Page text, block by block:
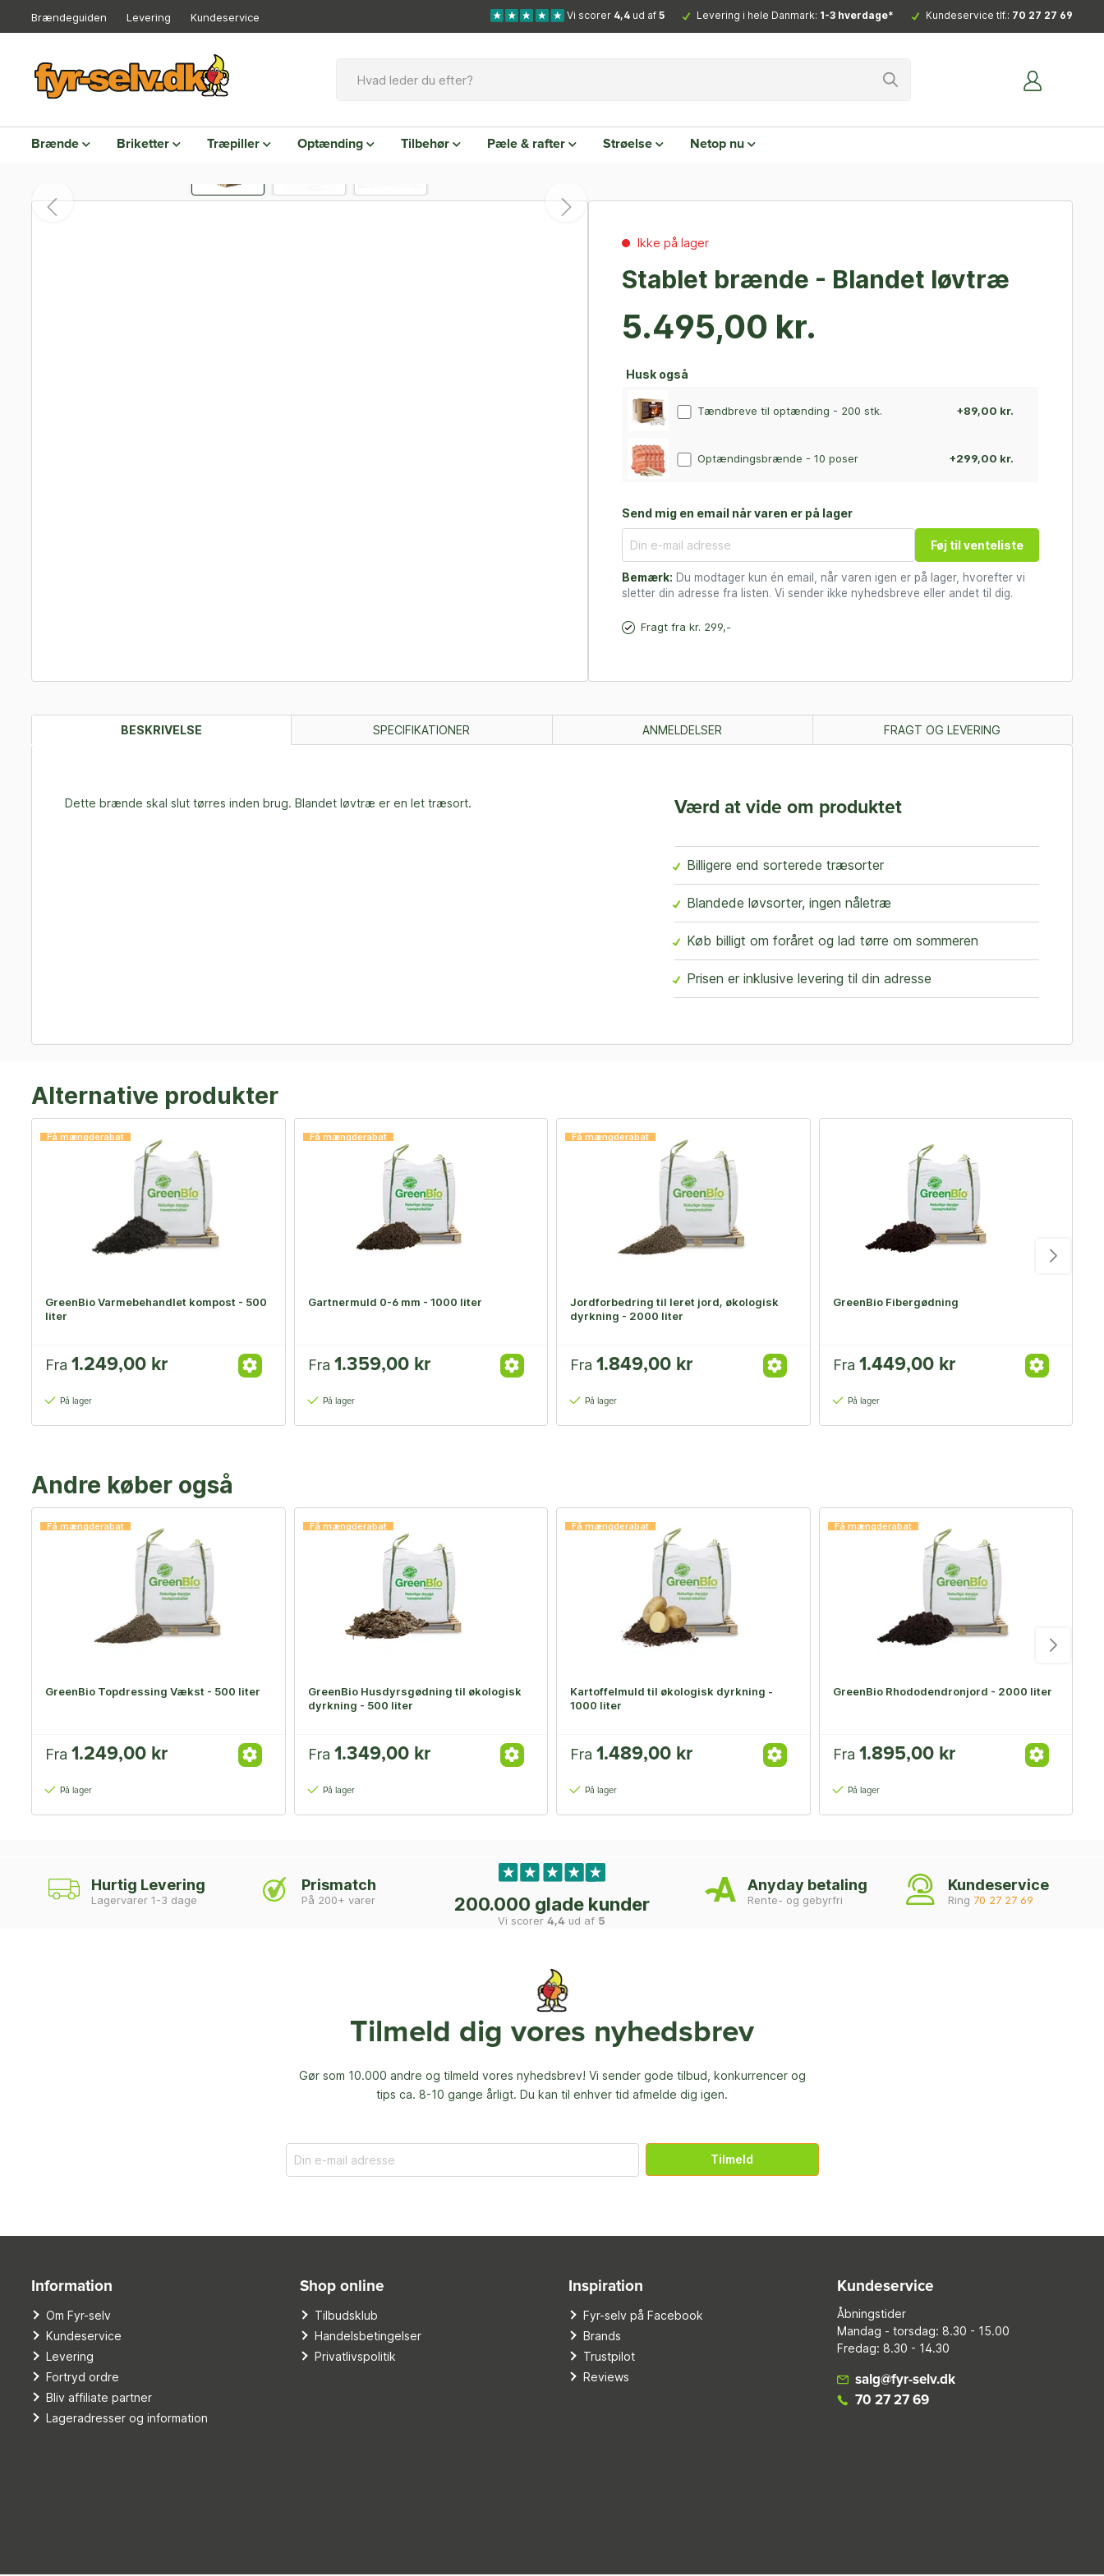
Brændeguiden Levering Kundeservice Vi scorer 4,4 ud af 5 Levering i hele Danmark: 1-3 hverdage* Kundeservice tlf.: 70 27 27 69
Brænde Briketter Træpiller Optænding Tilbehør Pæle & rafter Strøelse Netop nu
Ikke på lager
Stablet brænde - Blandet løvtræ
5.495,00 kr.
Husk også
Tændbreve til optænding - 200 stk. +89,00 kr.
Optændingsbrænde - 10 poser +299,00 kr.
Send mig en email når varen er på lager
Føj til venteliste
Bemærk: Du modtager kun én email, når varen igen er på lager, hvorefter vi
sletter din adresse fra listen. Vi sender ikke nyhedsbreve eller andet til dig.
Fragt fra kr. 299,-
BESKRIVELSE SPECIFIKATIONER ANMELDELSER FRAGT OG LEVERING
Dette brænde skal slut tørres inden brug. Blandet løvtræ er en let træsort. Værd at vide om produktet
Billigere end sorterede træsorter
Blandede løvsorter, ingen nåletræ
Køb billigt om foråret og lad tørre om sommeren
Prisen er inklusive levering til din adresse
Alternative produkter
Få mængderabat
GreenBio Varmebehandlet kompost - 500
liter
Fra 1.249,00 kr
På lager
Få mængderabat
Gartnermuld 0-6 mm - 1000 liter
Fra 1.359,00 kr
På lager
Få mængderabat
Jordforbedring til leret jord, økologisk
dyrkning - 2000 liter
Fra 1.849,00 kr
På lager
GreenBio Fibergødning
Fra 1.449,00 kr
På lager
Andre køber også
Få mængderabat
GreenBio Topdressing Vækst - 500 liter
Fra 1.249,00 kr
På lager
Få mængderabat
GreenBio Husdyrsgødning til økologisk
dyrkning - 500 liter
Fra 1.349,00 kr
På lager
Få mængderabat
Kartoffelmuld til økologisk dyrkning -
1000 liter
Fra 1.489,00 kr
På lager
Få mængderabat
GreenBio Rhododendronjord - 2000 liter
Fra 1.895,00 kr
På lager
Hurtig Levering
Lagervarer 1-3 dage
Prismatch
På 200+ varer 200.000 glade kunder
Vi scorer4,4 ud af 5
Anyday betaling
Rente- og gebyrfri
Kundeservice
Ring 70 27 27 69
Tilmeld dig vores nyhedsbrev
Gør som 10.000 andre og tilmeld vores nyhedsbrev! Vi sender gode tilbud, konkurrencer og
tips ca. 8-10 gange årligt. Du kan til enhver tid afmelde dig igen.
Tilmeld
Information
Om Fyr-selv
Kundeservice
Levering
Fortryd ordre
Bliv affiliate partner
Lageradresser og information
Shop online
Tilbudsklub
Handelsbetingelser
Privatlivspolitik
Inspiration
Fyr-selv på Facebook
Brands
Trustpilot
Reviews
Kundeservice
Åbningstider
Mandag - torsdag: 8.30 - 15.00
Fredag: 8.30 - 14.30
salg@fyr-selv.dk
70 27 27 69